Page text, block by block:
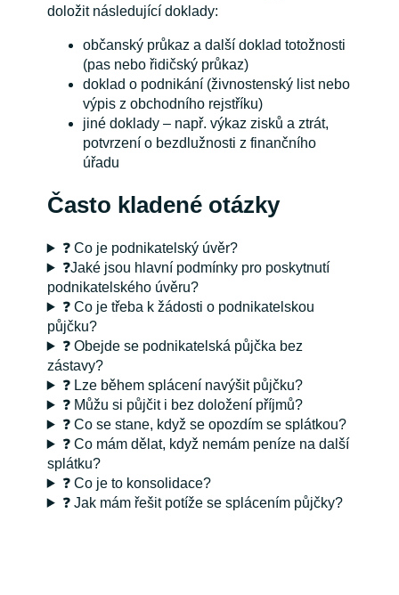
doložit následující doklady:
občanský průkaz a další doklad totožnosti
(pas nebo řidičský průkaz)
doklad o podnikání (živnostenský list nebo
výpis z obchodního rejstříku)
jiné doklady – např. výkaz zisků a ztrát,
potvrzení o bezdlužnosti z finančního
úřadu
Často kladené otázky
❓ Co je podnikatelský úvěr?
❓Jaké jsou hlavní podmínky pro poskytnutí
podnikatelského úvěru?
❓ Co je třeba k žádosti o podnikatelskou
půjčku?
❓ Obejde se podnikatelská půjčka bez
zástavy?
❓ Lze během splácení navýšit půjčku?
❓ Můžu si půjčit i bez doložení příjmů?
❓ Co se stane, když se opozdím se splátkou?
❓ Co mám dělat, když nemám peníze na další
splátku?
❓ Co je to konsolidace?
❓ Jak mám řešit potíže se splácením půjčky?